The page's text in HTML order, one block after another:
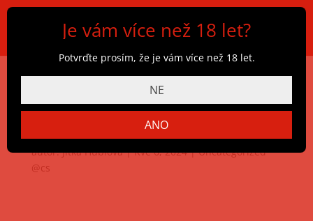
Ježkovo kulturní léto
autor:Jitka Hublová|Kvě 6, 2024|Uncategorized
@cs
Je vám více než 18 let?
Potvrďte prosím, že je vám více než 18 let.
NE
ANO